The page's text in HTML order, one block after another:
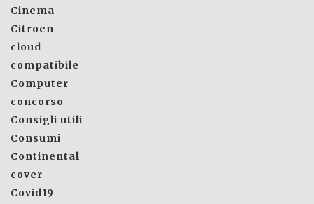
Cinema
Citroen
cloud
compatibile
Computer
concorso
Consigli utili
Consumi
Continental
cover
Covid19